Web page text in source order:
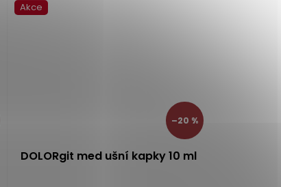
5Akce
–20 %
DOLORgit med ušní kapky 10 ml